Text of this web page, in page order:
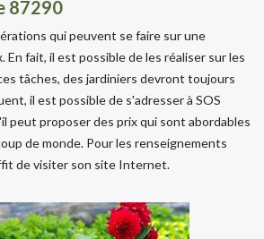
87290
qui peuvent se faire sur une
fait, il est possible de les réaliser sur les
tâches, des jardiniers devront toujours
il est possible de s'adresser à SOS
peut proposer des prix qui sont abordables
de monde. Pour les renseignements
de visiter son site Internet.